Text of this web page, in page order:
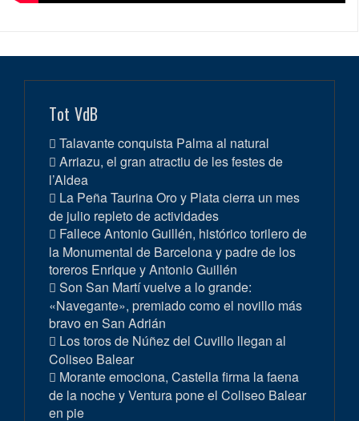
Tot VdB
Talavante conquista Palma al natural
Arriazu, el gran atractiu de les festes de
l’Aldea
La Peña Taurina Oro y Plata cierra un mes
de julio repleto de actividades
Fallece Antonio Guillén, histórico torilero de
la Monumental de Barcelona y padre de los
toreros Enrique y Antonio Guillén
Son San Martí vuelve a lo grande:
«Navegante», premiado como el novillo más
bravo en San Adrián
Los toros de Núñez del Cuvillo llegan al
Coliseo Balear
Morante emociona, Castella firma la faena
de la noche y Ventura pone el Coliseo Balear
en pie